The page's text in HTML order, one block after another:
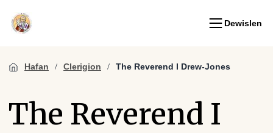
Dewislen
Hafan Clerigion The Reverend I Drew-Jones
The Reverend I